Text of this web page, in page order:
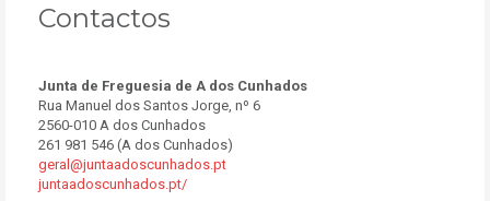
Contactos
Junta de Freguesia de A dos Cunhados
Rua Manuel dos Santos Jorge, nº 6
2560-010 A dos Cunhados
261 981 546 (A dos Cunhados)
geral@juntaadoscunhados.pt
juntaadoscunhados.pt/